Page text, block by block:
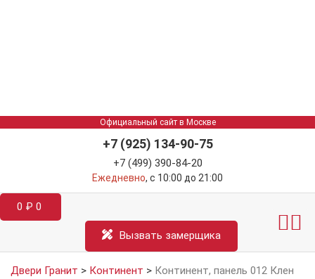
Официальный сайт в Москве
+7 (925) 134-90-75
+7 (499) 390-84-20
Ежедневно, с 10:00 до 21:00
0 ₽ 0
Вызвать замерщика
Двери Гранит > Континент > Континент, панель 012 Клен